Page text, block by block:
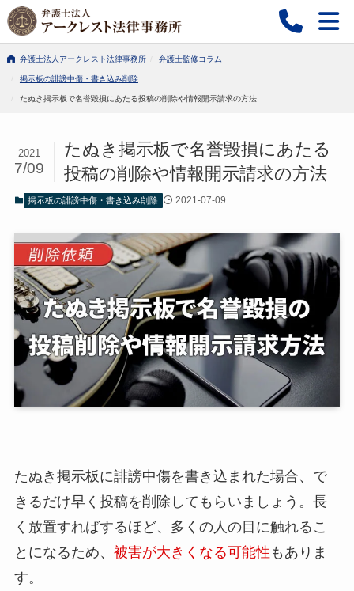
弁護士法人アークレスト法律事務所 弁護士監修コラム
掲示板の誹謗中傷・書き込み削除
たぬき掲示板で名誉毀損にあたる投稿の削除や情報開示請求の方法
たぬき掲示板で名誉毀損にあたる
投稿の削除や情報開示請求の方法
2021
7/09
掲示板の誹謗中傷・書き込み削除 2021-07-09
たぬき掲示板に誹謗中傷を書き込まれた場合、で
きるだけ早く投稿を削除してもらいましょう。長
く放置すればするほど、多くの人の目に触れるこ
とになるため、 被害が大きくなる可能性 もありま
す。